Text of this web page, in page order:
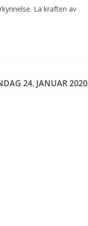
La kraften av
24. JANUAR 2020